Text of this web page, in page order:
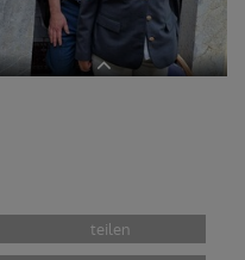
im BEGEGNUNGSzentrum